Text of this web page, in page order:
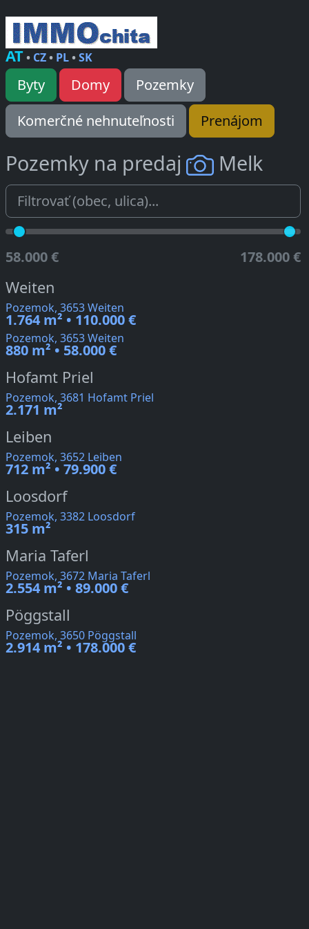
AT• CZ• PL•SK
Byty Domy
Pozemky
Komerčné nehnuteľnosti
Prenájom
Pozemky na predaj Melk
58.000 € 178.000 €
Weiten
Pozemok, 3653 Weiten
1.764 m² • 110.000 €
Pozemok, 3653 Weiten
880 m² • 58.000 €
Hofamt Priel
Pozemok, 3681 Hofamt Priel
2.171 m²
Leiben
Pozemok, 3652 Leiben
712 m² • 79.900 €
Loosdorf
Pozemok, 3382 Loosdorf
315 m²
Maria Taferl
Pozemok, 3672 Maria Taferl
2.554 m² • 89.000 €
Pöggstall
Pozemok, 3650 Pöggstall
2.914 m² • 178.000 €